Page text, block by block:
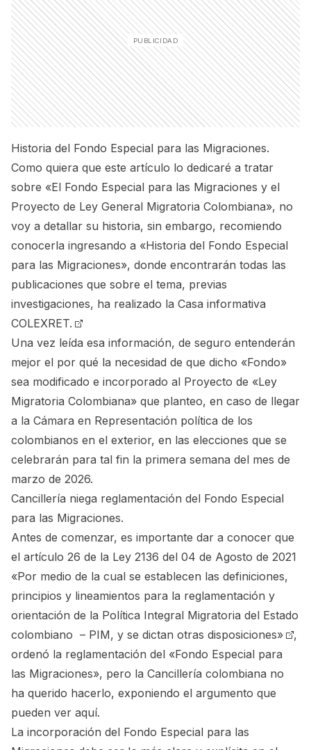
Historia del Fondo Especial para las Migraciones.
Como quiera que este artículo lo dedicaré a tratar
sobre «El Fondo Especial para las Migraciones y el
Proyecto de Ley General Migratoria Colombiana», no
voy a detallar su historia, sin embargo, recomiendo
conocerla ingresando a «Historia del Fondo Especial
para las Migraciones», donde encontrarán todas las
publicaciones que sobre el tema, previas
investigaciones, ha realizado la Casa informativa
COLEXRET.
Una vez leída esa información, de seguro entenderán
mejor el por qué la necesidad de que dicho «Fondo»
sea modificado e incorporado al Proyecto de «Ley
Migratoria Colombiana» que planteo, en caso de llegar
a la Cámara en Representación política de los
colombianos en el exterior, en las elecciones que se
celebrarán para tal fin la primera semana del mes de
marzo de 2026.
Cancillería niega reglamentación del Fondo Especial
para las Migraciones.
Antes de comenzar, es importante dar a conocer que
el artículo 26 de la Ley 2136 del 04 de Agosto de 2021
«Por medio de la cual se establecen las definiciones,
principios y lineamientos para la reglamentación y
orientación de la Política Integral Migratoria del Estado
colombiano – PIM, y se dictan otras disposiciones»
,
ordenó la reglamentación del «Fondo Especial para
las Migraciones», pero la Cancillería colombiana no
ha querido hacerlo, exponiendo el argumento que
pueden ver aquí.
La incorporación del Fondo Especial para las